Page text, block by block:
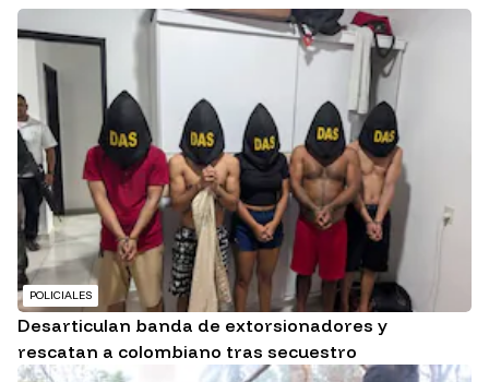
POLICIALES
Desarticulan banda de extorsionadores y
rescatan a colombiano tras secuestro